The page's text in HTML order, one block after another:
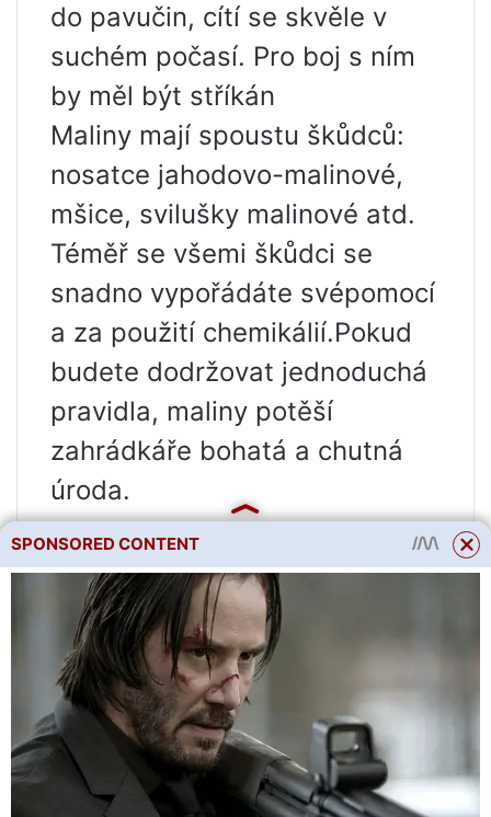
do pavučin, cítí se skvěle v
suchém počasí. Pro boj s ním
by měl být stříkán
Maliny mají spoustu škůdců:
nosatce jahodovo-malinové,
mšice, svilušky malinové atd.
Téměř se všemi škůdci se
snadno vypořádáte svépomocí
a za použití chemikálií.Pokud
budete dodržovat jednoduchá
pravidla, maliny potěší
zahrádkáře bohatá a chutná
úroda.
Mnoho zahradníků pěstuje
maliny na svých pozemcích
kvůli jejich chutným a zdravým
plodům. I přes relativní
nenáročnost této bobulovité
plodiny si s ní musíte pohrát.
Miluje pravidelné krmení a
SPONSORED CONTENT